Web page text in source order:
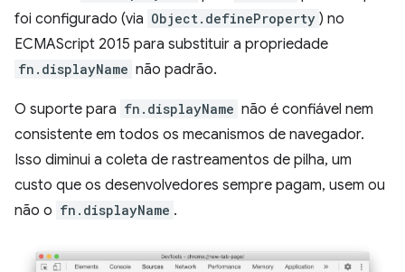
foi configurado (via Object.defineProperty ) no
ECMAScript 2015 para substituir a propriedade
fn.displayName não padrão.
O suporte para fn.displayName não é confiável nem
consistente em todos os mecanismos de navegador.
Isso diminui a coleta de rastreamentos de pilha, um
custo que os desenvolvedores sempre pagam, usem ou
não o fn.displayName .